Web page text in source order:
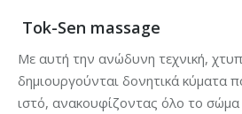
Tok-Sen massage
Με αυτή την ανώδυνη τεχνική,
δημιουργούνται δονητικά κύματα
ιστό, ανακουφίζοντας όλο το